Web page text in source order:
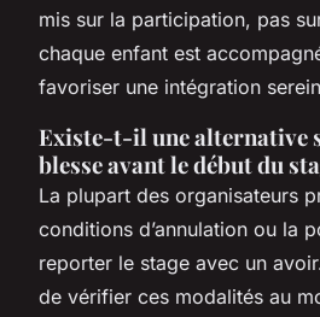
mis sur la participation, pas
chaque enfant est
favoriser une intégration
Existe-t-il une alternative
blesse avant le début du
La plupart des organisateurs
conditions d’annulation ou la
reporter le stage avec un
de vérifier ces modalités au